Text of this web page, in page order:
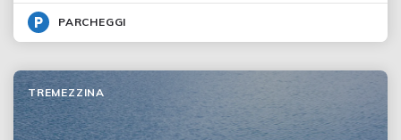
PARCHEGGI
TREMEZZINA